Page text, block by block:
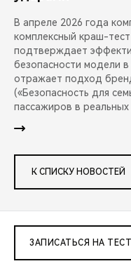
В апреле 2026 года
комплексный краш-
подтверждает
безопасности модели
отражает подход
(«Безопасность для
пассажиров в
К СПИСКУ НОВОСТЕЙ
ЗАПИСАТЬСЯ НА